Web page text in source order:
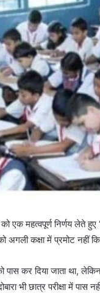
एक महत्वपूर्ण निर्णय लेते
अगली कक्षा में प्रमोट नहीं
कर दिया जाता था,
भी छात्र परीक्षा में पास